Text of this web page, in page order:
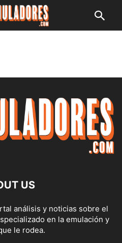
US
análisis y noticias sobre el
en la emulación y
le rodea.